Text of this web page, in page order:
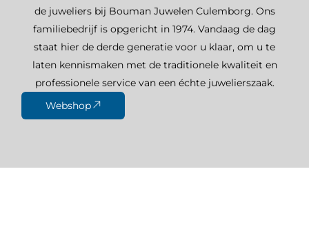
de juweliers bij Bouman Juwelen Culemborg. Ons
familiebedrijf is opgericht in 1974. Vandaag de dag
staat hier de derde generatie voor u klaar, om u te
laten kennismaken met de traditionele kwaliteit en
professionele service van een échte juwelierszaak.
Webshop